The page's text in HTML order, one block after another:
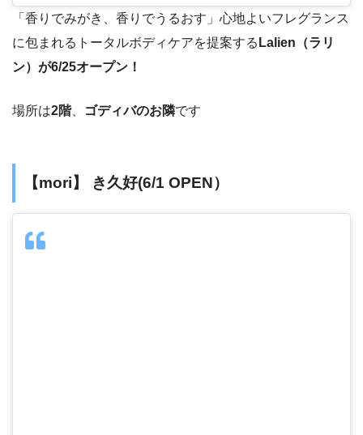
「香りでみがき、香りでうるおす」心地よいフレグランス
に包まれるトータルボディケアを提案する Lalien（ラリ
ン）が6/25オープン！
場所は2階、 ゴディバのお隣です
【mori】 き久好(6/1 OPEN）